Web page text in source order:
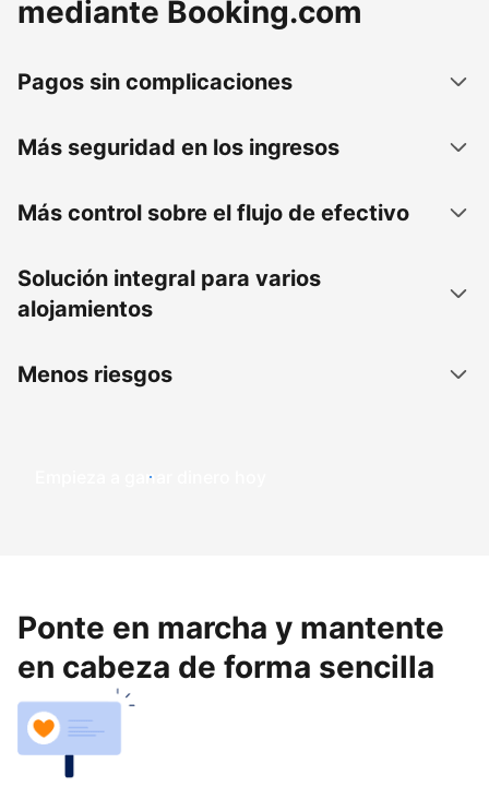
mediante Booking.com
Pagos sin complicaciones
Más seguridad en los ingresos
Más control sobre el flujo de efectivo
Solución integral para varios
alojamientos
Menos riesgos
Empieza a ganar dinero hoy
Ponte en marcha y mantente
en cabeza de forma sencilla